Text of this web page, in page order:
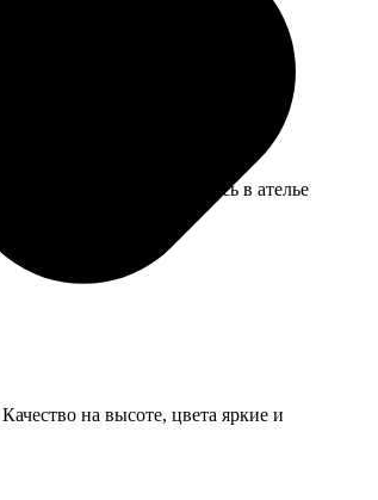
кучу времени, не пришлось в ателье
на высоте, цвета яркие и